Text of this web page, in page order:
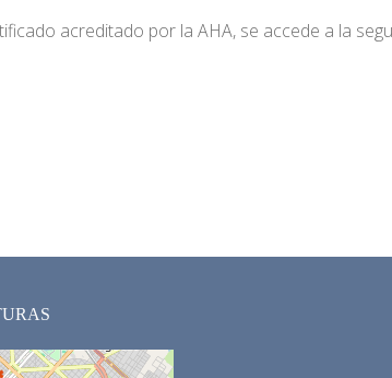
acreditado por la AHA, se accede a la